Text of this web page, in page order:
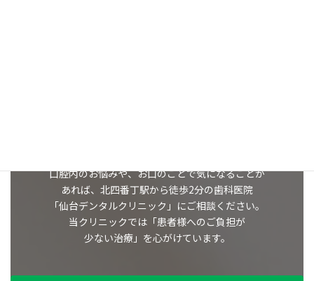
口腔内のお悩みや、お口のことで気になることが
あれば、北四番丁駅から徒歩2分の歯科医院
「仙台デンタルクリニック」にご相談ください。
当クリニックでは「患者様へのご負担が
少ない治療」 を心がけています。